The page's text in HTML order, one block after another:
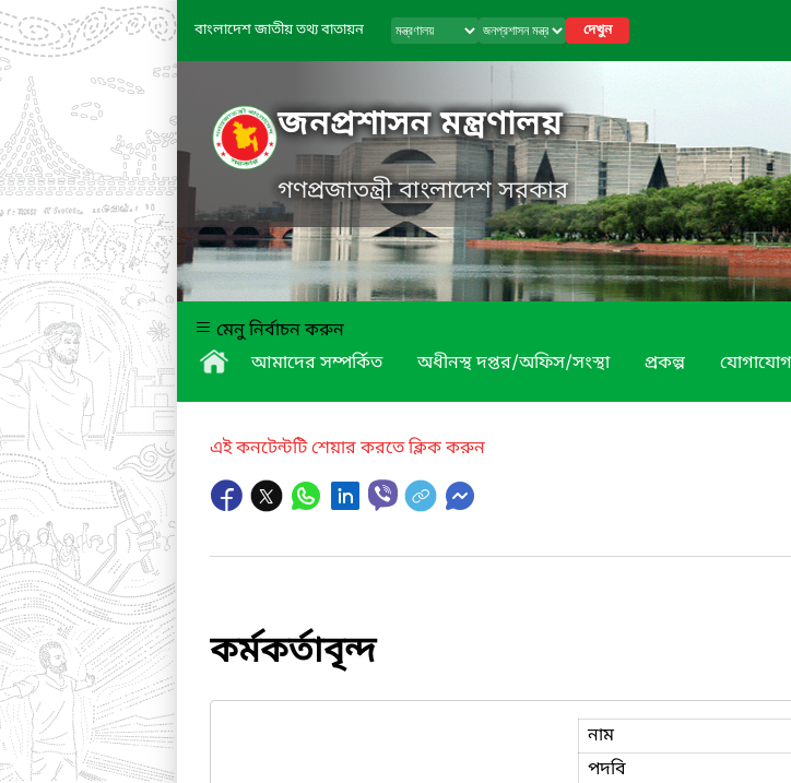
বাংলাদেশ জাতীয় তথ্য বাতায়ন দেখুন
জনপ্রশাসন মন্ত্রণালয়
গণপ্রজাতন্ত্রী বাংলাদেশ সরকার
মেনু নির্বাচন করুন
আমাদের সম্পর্কিত
অধীনস্থ দপ্তর/অফিস/সংস্থা প্রকল্প
এই কনটেন্টটি শেয়ার করতে ক্লিক করুন
কর্মকর্তাবৃন্দ
নাম
পদবি